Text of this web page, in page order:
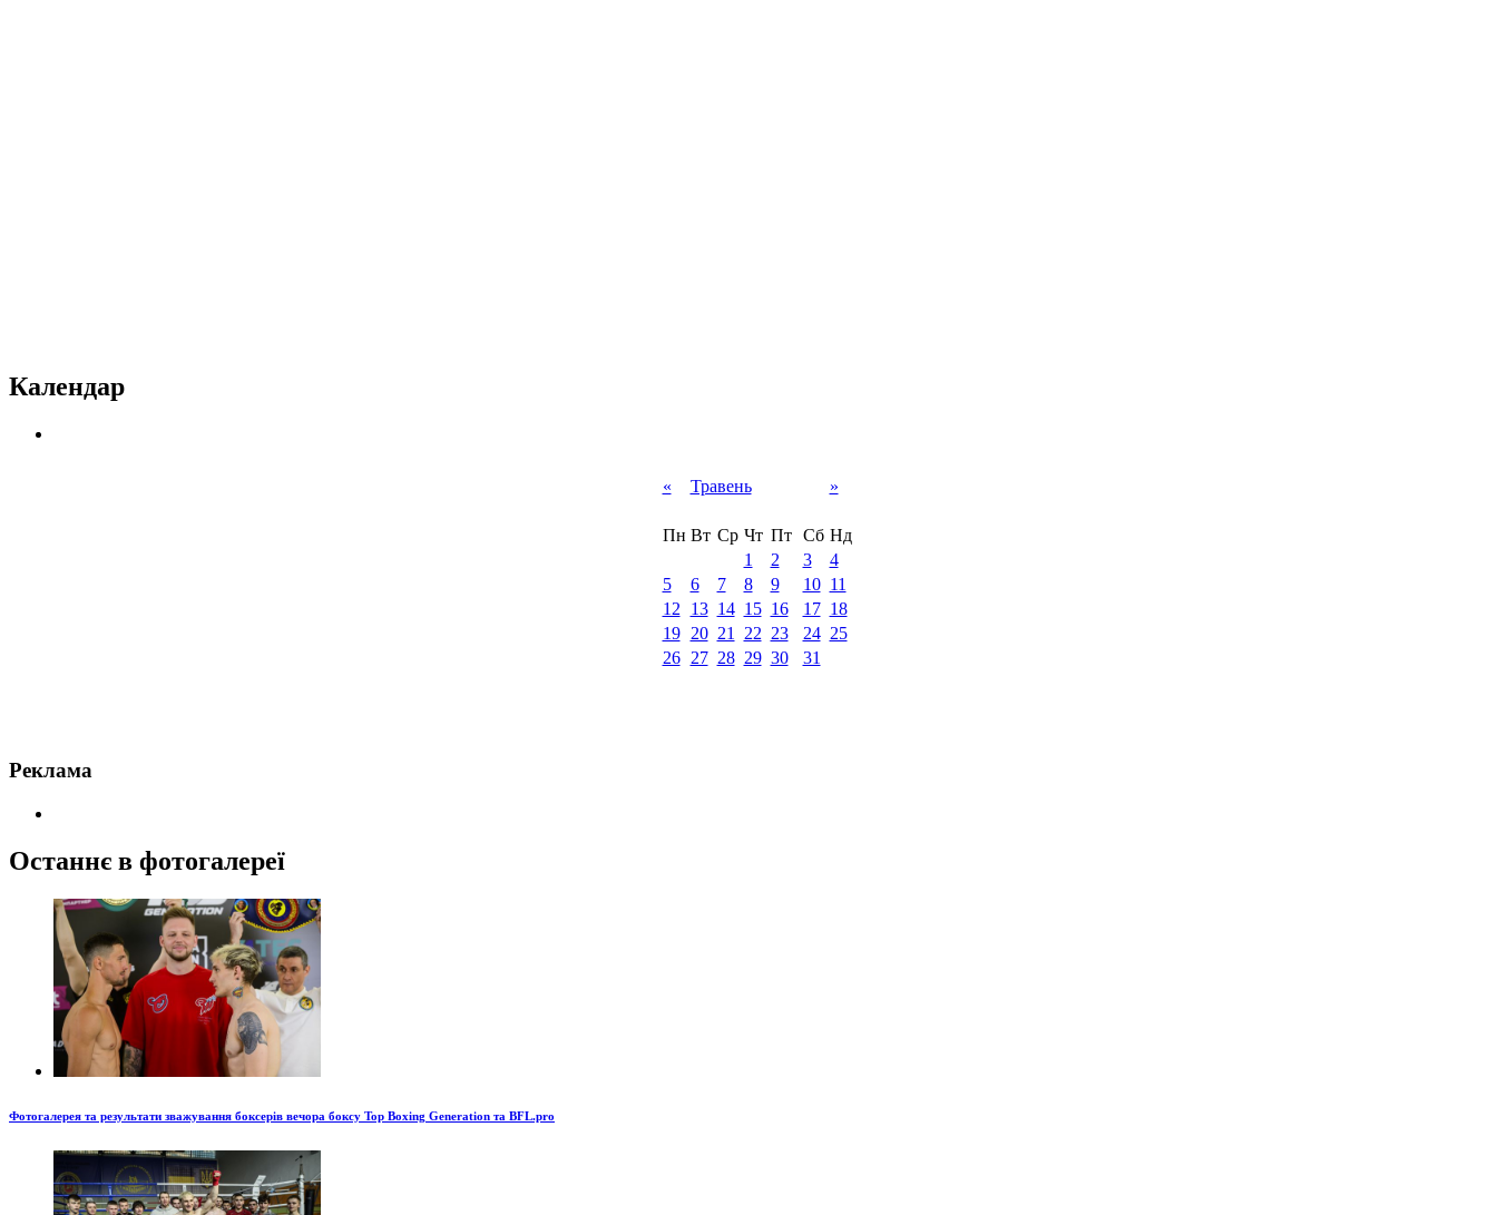
Календар
« Травень »
Пн Вт Ср Чт Пт Сб Нд
1
2 3
4
5
6 7 8 9 10 11
12
13 14 15 16 17 18
19
20 21 22 23 24 25
26
27 28 29 30 31
Реклама
Останнє в фотогалереї
Фотогалерея та результати зважування боксерів вечора боксу Top Boxing Generation та BFL.pro